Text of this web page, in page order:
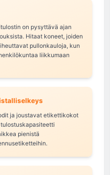
on pysyttävä ajan
Hitaat koneet, joiden
pullonkauloja, kun
liikkumaan
ja joustavat etikettikokot
pienistä